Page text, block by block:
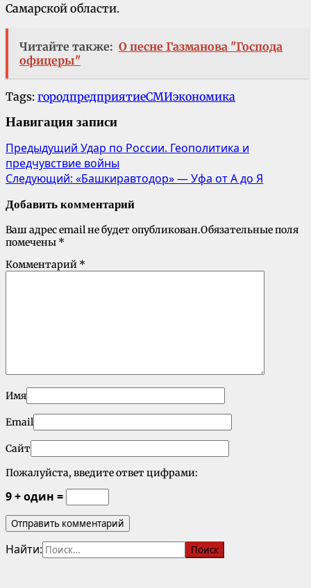
Самарской области.
Читайте также: О песне Газманова "Господа
офицеры"
Tags: городпредприятиеСМИэкономика
Навигация записи
Предыдущий Удар по России. Геополитика и
предчувствие войны
Следующий: «Башкиравтодор» — Уфа от А до Я
Добавить комментарий
Ваш адрес email не будет опубликован.Обязательные поля
помечены *
Комментарий *
Имя
Email
Сайт
Пожалуйста, введите ответ цифрами:
9 + один =
Найти: